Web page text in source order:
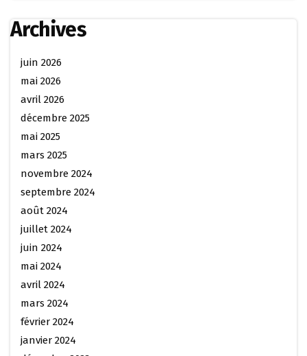
Archives
juin 2026
mai 2026
avril 2026
décembre 2025
mai 2025
mars 2025
novembre 2024
septembre 2024
août 2024
juillet 2024
juin 2024
mai 2024
avril 2024
mars 2024
février 2024
janvier 2024